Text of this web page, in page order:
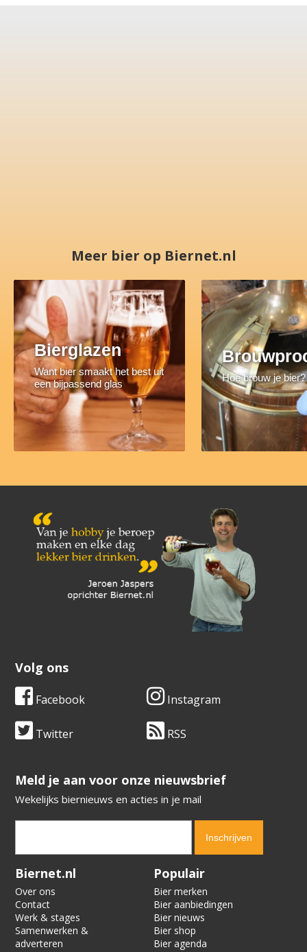
Meer bier op Biernet.nl
Bierglazen
Want bier smaakt het best uit
een bijpassend glas
Hoe brouw je bier?
Volg ons
Facebook Instagram
Twitter RSS
​​​​​​​Meld je aan voor onze nieuwsbrief
Wekelijks biernieuws en acties in je mail
Verification code:
Biernet.nl
Over ons
Contact
Werk & stages
Samenwerken &
adverteren
Populair
Bier merken
Bier aanbiedingen
Bier nieuws
Bier shop
Bier agenda